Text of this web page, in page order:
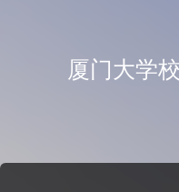
厦门大学